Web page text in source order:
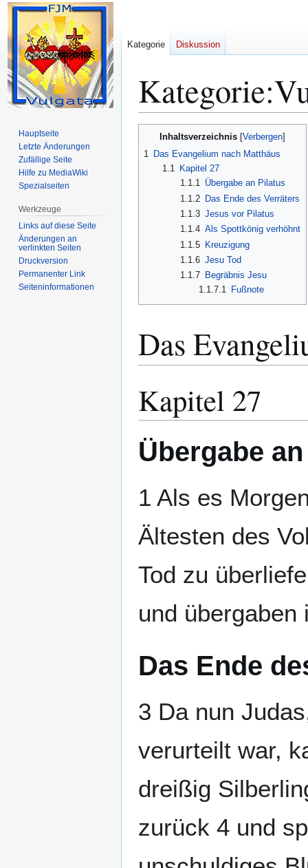
Kategorie:
Inhaltsverzeichnis
1 Das Evangelium nach Matthäus
1.1
Kapitel 27
1.1.1 Übergabe an Pilatus
1.1.2 Das Ende des Verräters
1.1.3 Jesus vor Pilatus
1.1.4 Als Spottkönig verhöhnt
1.1.5 Kreuzigung
1.1.6 Jesu Tod
1.1.7 Begräbnis Jesu
1.1.7.1
Fußnote
Das
Kapitel 27
Übergabe
1 Als es
Ältesten des
Tod zu
und
Das Ende
3 Da nun
verurteilt war,
dreißig
zurück 4 und
Kategorie Diskussion
Hauptseite
Letzte Änderungen
Zufällige Seite
Hilfe zu MediaWiki
Spezialseiten
Werkzeuge
Links auf diese Seite
Änderungen an
verlinkten Seiten
Druckversion
Permanenter Link
Seiten­­informationen